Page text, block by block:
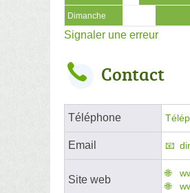
Dimanche
Signaler une erreur
Contact
Téléphone
Email
Site web